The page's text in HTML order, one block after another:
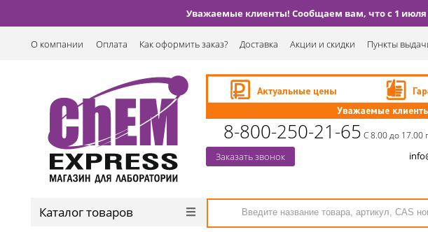
Уважаемые клиенты! Сообщаем вам, что с 1 июля
О компании Оплата Как оформить заказ? Доставка Акции и скидки Пункты
8-800-250-21-65 С 8.00 до 17.00
Заказать звонок
Каталог товаров